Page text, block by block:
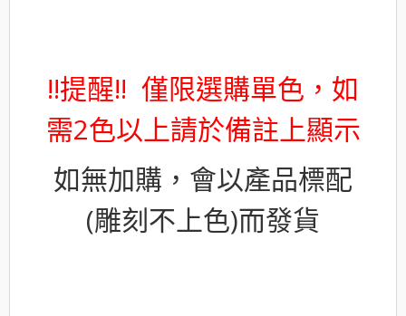
!!提醒!! 僅限選購單色，如
需2色以上請於備註上顯示
如無加購，會以產品標配
(雕刻不上色)而發貨